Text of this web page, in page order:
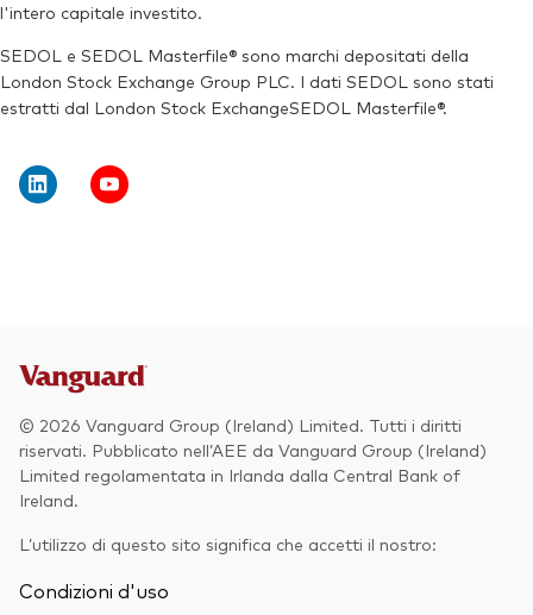
l'intero capitale investito.
SEDOL e SEDOL Masterfile® sono marchi depositati della
London Stock Exchange Group PLC. I dati SEDOL sono stati
estratti dal London Stock ExchangeSEDOL Masterfile®.
© 2026 Vanguard Group (Ireland) Limited. Tutti i diritti
riservati. Pubblicato nell’AEE da Vanguard Group (Ireland)
Limited regolamentata in Irlanda dalla Central Bank of
Ireland.
L’utilizzo di questo sito significa che accetti il nostro:
Condizioni d'uso